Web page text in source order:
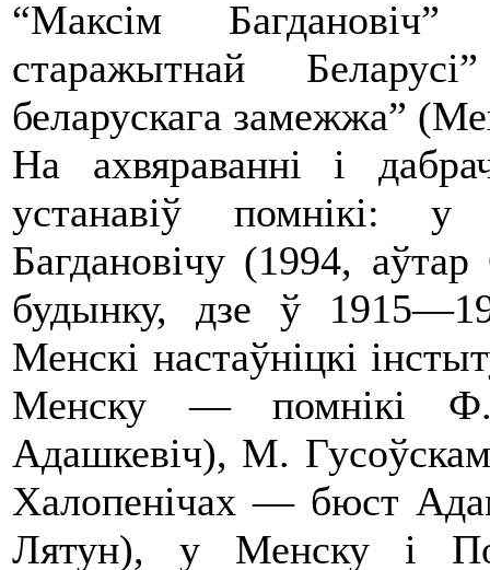
“Максім
старажытнай
беларускага замежжа”
На ахвяраванні і
устанавіў помнікі:
Багдановічу (1994,
будынку, дзе ў
Менскі настаўніцкі
Менску — помнікі
Адашкевіч), М.
Халопенічах — бюст
Лятун), у Менску і